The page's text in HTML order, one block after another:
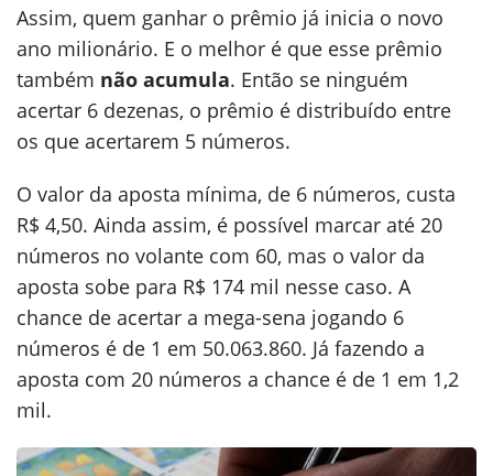
Assim, quem ganhar o prêmio já inicia o novo
ano milionário. E o melhor é que esse prêmio
também não acumula. Então se ninguém
acertar 6 dezenas, o prêmio é distribuído entre
os que acertarem 5 números.
O valor da aposta mínima, de 6 números, custa
R$ 4,50. Ainda assim, é possível marcar até 20
números no volante com 60, mas o valor da
aposta sobe para R$ 174 mil nesse caso. A
chance de acertar a mega-sena jogando 6
números é de 1 em 50.063.860. Já fazendo a
aposta com 20 números a chance é de 1 em 1,2
mil.